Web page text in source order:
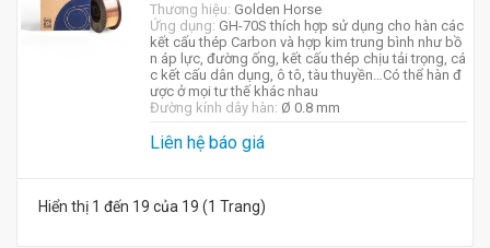
Thương hiệu: Golden Horse
Ứng dụng: GH-70S thích hợp sử dụng cho hàn các
kết cấu thép Carbon và hợp kim trung bình như bồ
n áp lực, đường ống, kết cấu thép chịu tải trọng, cá
c kết cấu dân dụng, ô tô, tàu thuyền…Có thể hàn đ
ược ở mọi tư thế khác nhau
Đường kính dây hàn: Ø 0.8 mm
Liên hệ báo giá
Hiển thị 1 đến 19 của 19 (1 Trang)